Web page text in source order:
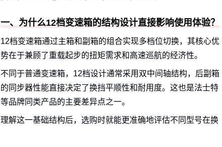
一、为什么12档变速箱的结构设计直接影响使用体验？
12档变速箱通过主箱和副箱的组合实现多档位切换，其核心优
势在于兼顾了重载起步的扭矩需求和高速巡航的经济性。
不同于普通变速箱，12档设计通常采用双中间轴结构，后副箱
的同步器性能直接决定了换挡平顺性和耐用度。这也是法士特
等品牌同类产品的主要差异点之一。
理解这一基础结构后，选购时就能更准确地评估不同型号在换